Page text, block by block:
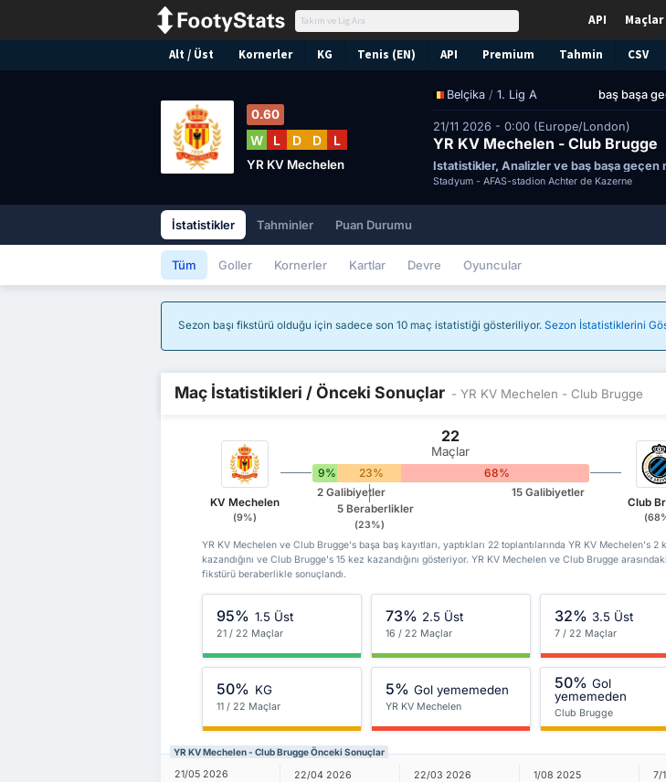
Maçlar
API
Alt / Üst Kornerler KG Tenis (EN) API Premium Tahmin CSV
Belçika / 1. Lig A baş başa
21/11 2026 - 0:00 (Europe/London)
YR KV Mechelen - Club Brugge
İstatistikler, Analizler ve baş başa geçen
Stadyum - AFAS-stadion Achter de Kazerne
0.60
W L D D L
YR KV Mechelen
İstatistikler Tahminler Puan Durumu
Tüm Goller Kornerler Kartlar Devre Oyuncular
Sezon başı fikstürü olduğu için sadece son 10 maç istatistiği gösteriliyor. Sezon İstatistiklerini
Maç İstatistikleri / Önceki Sonuçlar - YR KV Mechelen - Club Brugge
KV Mechelen
(9%)
22
Maçlar
9% 23% 68%
2 Galibiyetler
5 Beraberlikler
(23%)
15 Galibiyetler
Club
YR KV Mechelen ve Club Brugge's başa baş kayıtları, yaptıkları 22 toplantılarında YR KV Mechelen's 2
kazandığını ve Club Brugge's 15 kez kazandığını gösteriyor. YR KV Mechelen ve Club Brugge
fikstürü beraberlikle sonuçlandı.
95% 1.5 Üst
21 / 22 Maçlar
73% 2.5 Üst
16 / 22 Maçlar
32% 3.5 Üst
7 / 22 Maçlar
50% KG
11 / 22 Maçlar
5% Gol yememeden
YR KV Mechelen
50% Gol
yememeden
Club Brugge
YR KV Mechelen - Club Brugge Önceki Sonuçlar
21/05 2026 22/04 2026 22/03 2026 1/08 2025 7/